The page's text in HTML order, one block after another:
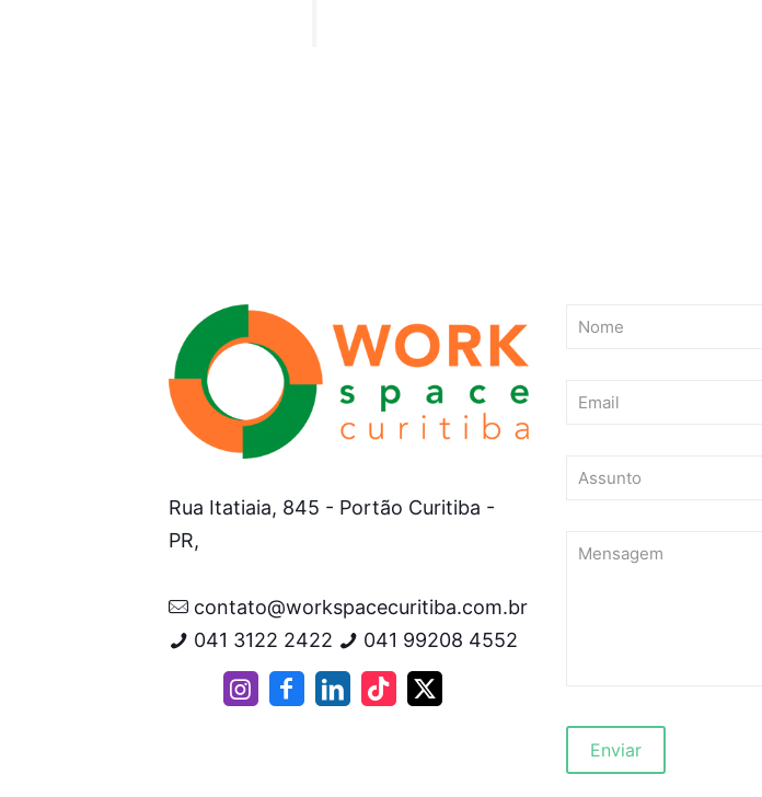
Rua Itatiaia, 845 - Portão Curitiba -
PR,
contato@workspacecuritiba.com.br
041 3122 2422
041 99208 4552